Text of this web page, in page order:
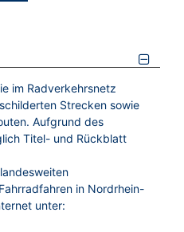
im Radverkehrsnetz
Strecken sowie
Aufgrund des
Titel- und Rückblatt
in Nordrhein-
unter: